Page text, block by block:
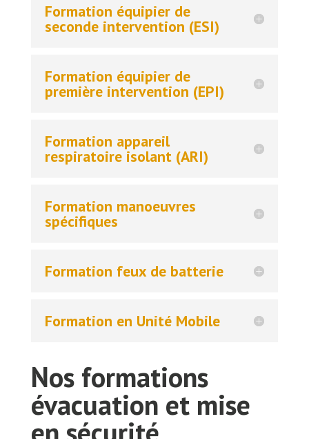
Formation équipier de
seconde intervention (ESI)
Formation équipier de
première intervention (EPI)
Formation appareil
respiratoire isolant (ARI)
Formation manoeuvres
spécifiques
Formation feux de batterie
Formation en Unité Mobile
Nos formations
évacuation et mise
en sécurité